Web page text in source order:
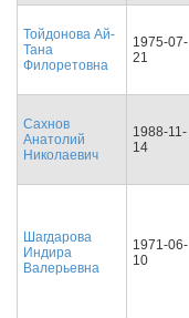
Тойдонова Ай-
Тана
Филоретовна
1975-07-
21
Сахнов
Анатолий
Николаевич
1988-11-
14
Шагдарова
Индира
Валерьевна
1971-06-
10